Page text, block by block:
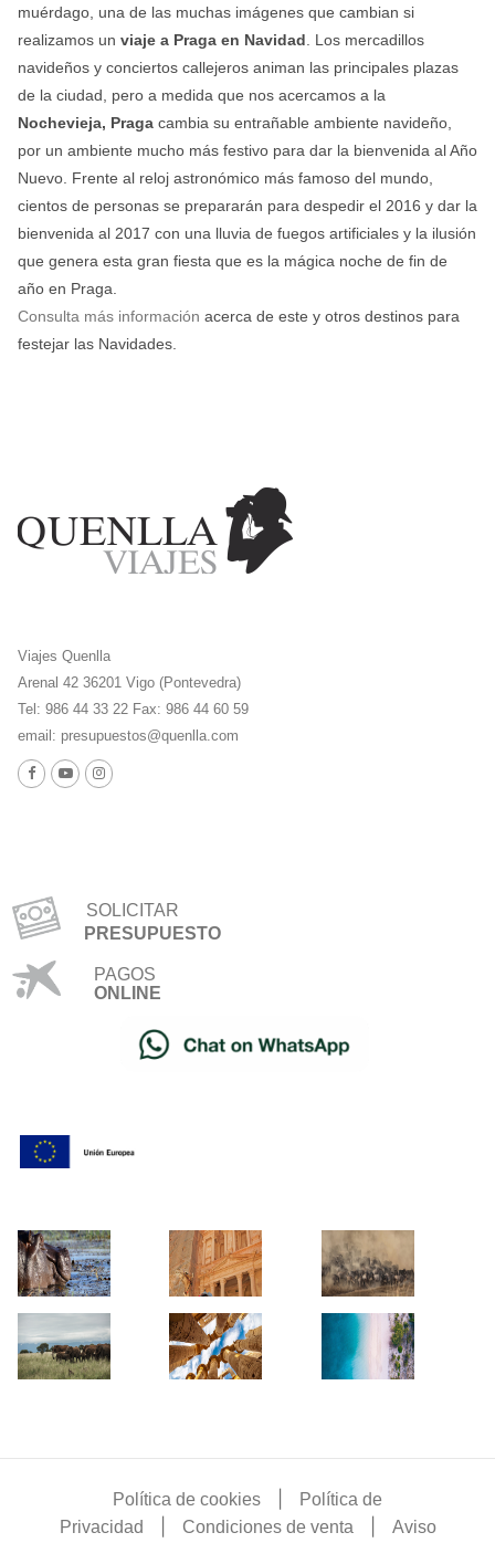
muérdago, una de las muchas imágenes que cambian si
realizamos un viaje a Praga en Navidad . Los mercadillos
navideños y conciertos callejeros animan las principales plazas
de la ciudad, pero a medida que nos acercamos a la
Nochevieja, Praga cambia su entrañable ambiente navideño,
por un ambiente mucho más festivo para dar la bienvenida al Año
Nuevo. Frente al reloj astronómico más famoso del mundo,
cientos de personas se prepararán para despedir el 2016 y dar la
bienvenida al 2017 con una lluvia de fuegos artificiales y la ilusión
que genera esta gran fiesta que es la mágica noche de fin de
año en Praga.
Consulta más información acerca de este y otros destinos para
festejar las Navidades.
Viajes Quenlla
Arenal 42 36201 Vigo (Pontevedra)
Tel: 986 44 33 22 Fax: 986 44 60 59
email: presupuestos@quenlla.com
SOLICITAR
PRESUPUESTO
PAGOS
ONLINE
Política de cookies
Política de
Privacidad
Condiciones de venta Aviso